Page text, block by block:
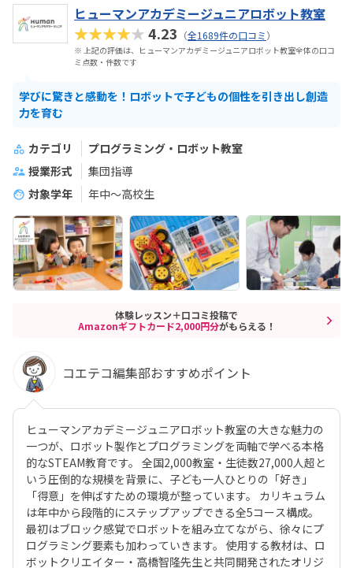
ヒューマンアカデミージュニアロボット教室
★★★★★4.23 （全1689件の口コミ）
※ 上記の評価は、ヒューマンアカデミージュニアロボット教室全体の口コ
ミ点数・件数です
学びに驚きと感動を！ロボットで子どもの個性を引き出し創造
力を育む
カテゴリ
プログラミング・ロボット教室
授業形式
集団指導
対象学年
年中～高校生
体験レッスン＋口コミ投稿で
Amazonギフトカード2,000円分がもらえる！
コエテコ編集部おすすめポイント
ヒューマンアカデミージュニアロボット教室の大きな魅力の
一つが、ロボット製作とプログラミングを両軸で学べる本格
的なSTEAM教育です。 全国2,000教室・生徒数27,000人超と
いう圧倒的な規模を背景に、子ども一人ひとりの「好き」
「得意」を伸ばすための環境が整っています。 カリキュラム
は年中から段階的にステップアップできる全5コース構成。
最初はブロック感覚でロボットを組み立てながら、徐々にプ
ログラミング要素も加わっていきます。 使用する教材は、ロ
ボットクリエイター・高橋智隆先生と共同開発されたオリジ